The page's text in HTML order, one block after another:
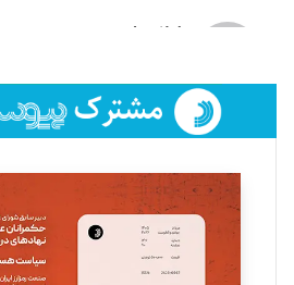
لیلا حنارود
فائزه فتحی رستمی
تحریریه
سروش کرمیان
تحریریه